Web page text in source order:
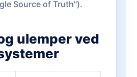
Source of Truth").
ulemper ved